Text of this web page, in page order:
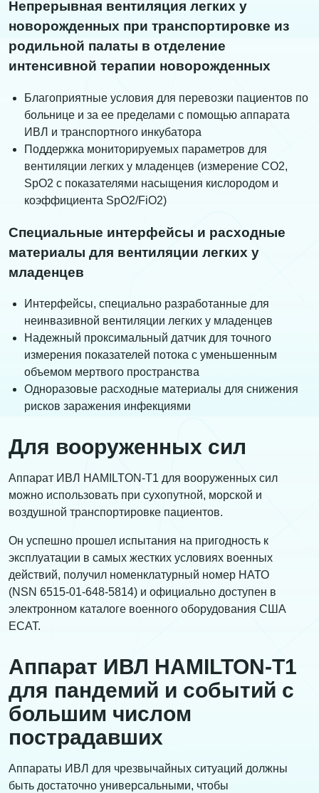
Непрерывная вентиляция легких у
новорожденных при транспортировке из
родильной палаты в отделение
интенсивной терапии новорожденных
Благоприятные условия для перевозки пациентов по
больнице и за ее пределами с помощью аппарата
ИВЛ и транспортного инкубатора
Поддержка мониторируемых параметров для
вентиляции легких у младенцев (измерение CO2,
SpO2 с показателями насыщения кислородом и
коэффициента SpO2/FiO2)
Специальные интерфейсы и расходные
материалы для вентиляции легких у
младенцев
Интерфейсы, специально разработанные для
неинвазивной вентиляции легких у младенцев
Надежный проксимальный датчик для точного
измерения показателей потока с уменьшенным
объемом мертвого пространства
Одноразовые расходные материалы для снижения
рисков заражения инфекциями
Для вооруженных сил
Аппарат ИВЛ HAMILTON-T1 для вооруженных сил
можно использовать при сухопутной, морской и
воздушной транспортировке пациентов.
Он успешно прошел испытания на пригодность к
эксплуатации в самых жестких условиях военных
действий, получил номенклатурный номер НАТО
(NSN 6515-01-648-5814) и официально доступен в
электронном каталоге военного оборудования США
ECAT.
Аппарат ИВЛ HAMILTON-T1
для пандемий и событий с
большим числом
пострадавших
Аппараты ИВЛ для чрезвычайных ситуаций должны
быть достаточно универсальными, чтобы